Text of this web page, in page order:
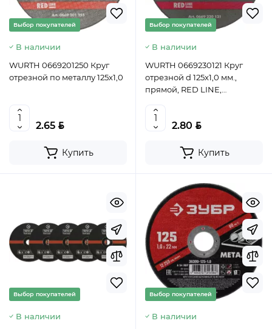
Выбор покупателей
В наличии
WURTH 0669201250 Круг
отрезной по металлу 125х1,0
2.65 BYN
Купить
Выбор покупателей
В наличии
WURTH 0669230121 Круг
отрезной d 125x1,0 мм.,
прямой, RED LINE,
2.80 BYN
Купить
Выбор покупателей
В наличии
Выбор покупателей
В наличии